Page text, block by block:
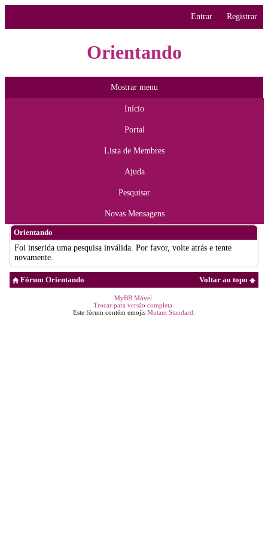
Entrar Registrar
Orientando
Mostrar menu
Início
Portal
Lista de Membres
Ajuda
Pesquisar
Novas Mensagens
Orientando
Foi inserida uma pesquisa inválida. Por favor, volte atrás e tente
novamente.
Voltar ao topo
Fórum Orientando
MyBB Móvel
Trocar para versão completa
Este fórum contém emojis Mutant Standard